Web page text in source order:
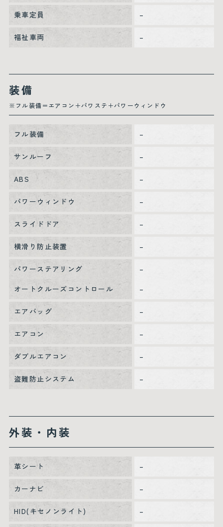
乗車定員 –
福祉車両 –
装備
※フル装備＝エアコン＋パワステ＋パワーウィンドウ
フル装備 –
サンルーフ –
ABS –
パワーウィンドウ –
スライドドア –
横滑り防止装置 –
パワーステアリング
–
オートクルーズコントロール
–
エアバッグ –
エアコン –
ダブルエアコン –
盗難防止システム –
外装・内装
革シート –
カーナビ –
HID(キセノンライト) –